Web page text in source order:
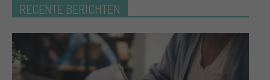
RECENTE BERICHTEN